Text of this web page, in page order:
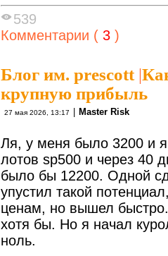
539
Комментарии ( 3 )
Блог им. prescott|
крупную прибыль
27 мая 2026, 13:17 Master Risk
Ля, у меня было 3200 и я
лотов sp500 и через 40
было бы 12200. Одной
упустил такой
ценам, но вышел
хотя бы. Но я начал
ноль.